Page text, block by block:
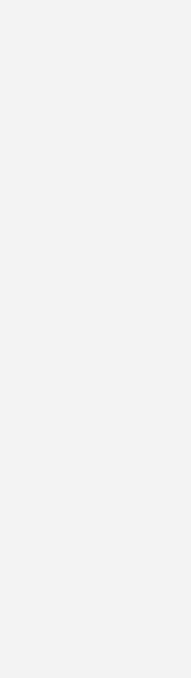
Betrieb genommen.
für stationäre
des Bosch-
die weitere Entwicklung